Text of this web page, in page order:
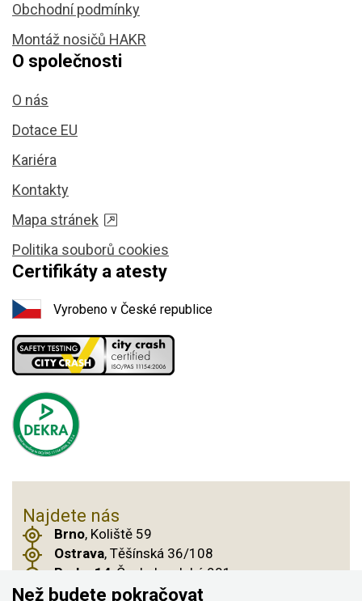
Obchodní podmínky
Montáž nosičů HAKR
O společnosti
O nás
Dotace EU
Kariéra
Kontakty
Mapa stránek
Politika souborů cookies
Certifikáty a atesty
Vyrobeno v České republice
Najdete nás
Brno, Koliště 59
Ostrava, Těšínská 36/108
Praha 14, Českobrodská 901
Než budete pokračovat